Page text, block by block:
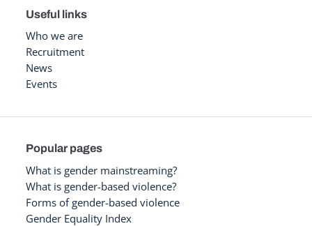
Useful links
Who we are
Recruitment
News
Events
Popular pages
What is gender mainstreaming?
What is gender-based violence?
Forms of gender-based violence
Gender Equality Index